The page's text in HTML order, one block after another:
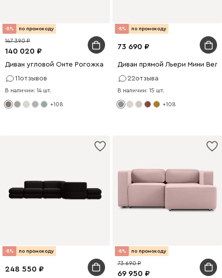
-8% по промокоду
140 020
147 390
Диван угловой Онте Рогожка Серый
11отзывов
В наличии: 14 шт.
+108
-8% по промокоду
73 690
Диван прямой Льери Мини
22отзыва
В наличии: 15 шт.
+108
-8% по промокоду
248 550
-8% по промокоду
69 950
73 690